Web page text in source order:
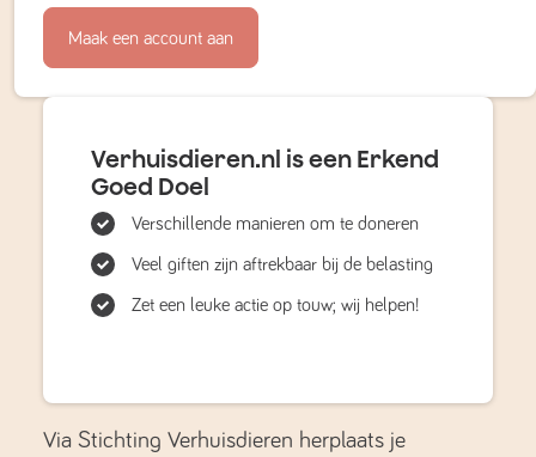
Maak een account aan
Verhuisdieren.nl is een Erkend
Goed Doel
Verschillende manieren om te doneren
Veel giften zijn aftrekbaar bij de belasting
Zet een leuke actie op touw; wij helpen!
Via Stichting Verhuisdieren herplaats je